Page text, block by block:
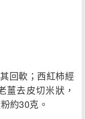
回軟；西紅柿經
薑去皮切米狀，
約30克。